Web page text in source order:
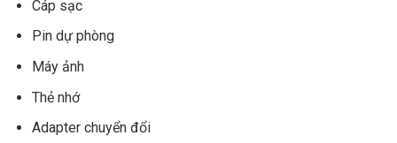
Cáp sạc
Pin dự phòng
Máy ảnh
Thẻ nhớ
Adapter chuyển đổi